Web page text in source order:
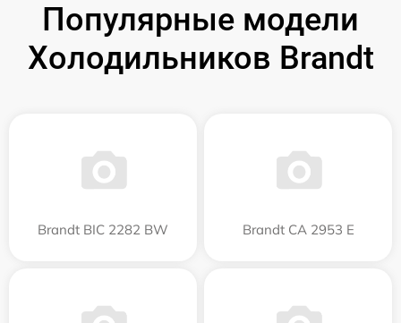
Популярные модели
Холодильников Brandt
Brandt BIC 2282 BW Brandt CA 2953 E